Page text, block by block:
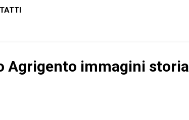
Agrigento immagini storia